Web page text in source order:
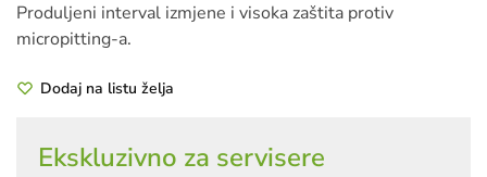
Produljeni interval izmjene i visoka zaštita protiv
micropitting-a.
Dodaj na listu želja
Ekskluzivno za servisere